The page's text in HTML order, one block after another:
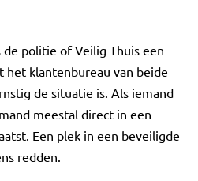
politie of Veilig Thuis een
klantenbureau van beide
de situatie is. Als iemand
meestal direct in een
Een plek in een beveiligde
redden.